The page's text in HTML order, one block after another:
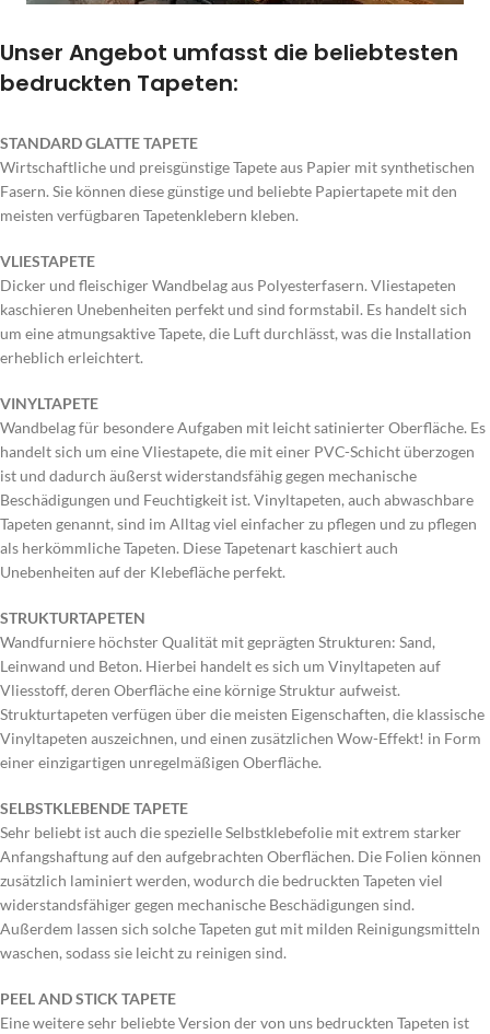
Unser Angebot umfasst die beliebtesten
bedruckten Tapeten:
STANDARD GLATTE TAPETE
Wirtschaftliche und preisgünstige Tapete aus Papier mit synthetischen
Fasern. Sie können diese günstige und beliebte Papiertapete mit den
meisten verfügbaren Tapetenklebern kleben.
VLIESTAPETE
Dicker und fleischiger Wandbelag aus Polyesterfasern. Vliestapeten
kaschieren Unebenheiten perfekt und sind formstabil. Es handelt sich
um eine atmungsaktive Tapete, die Luft durchlässt, was die Installation
erheblich erleichtert.
VINYLTAPETE
Wandbelag für besondere Aufgaben mit leicht satinierter Oberfläche. Es
handelt sich um eine Vliestapete, die mit einer PVC-Schicht überzogen
ist und dadurch äußerst widerstandsfähig gegen mechanische
Beschädigungen und Feuchtigkeit ist. Vinyltapeten, auch abwaschbare
Tapeten genannt, sind im Alltag viel einfacher zu pflegen und zu pflegen
als herkömmliche Tapeten. Diese Tapetenart kaschiert auch
Unebenheiten auf der Klebefläche perfekt.
STRUKTURTAPETEN
Wandfurniere höchster Qualität mit geprägten Strukturen: Sand,
Leinwand und Beton. Hierbei handelt es sich um Vinyltapeten auf
Vliesstoff, deren Oberfläche eine körnige Struktur aufweist.
Strukturtapeten verfügen über die meisten Eigenschaften, die klassische
Vinyltapeten auszeichnen, und einen zusätzlichen Wow-Effekt! in Form
einer einzigartigen unregelmäßigen Oberfläche.
SELBSTKLEBENDE TAPETE
Sehr beliebt ist auch die spezielle Selbstklebefolie mit extrem starker
Anfangshaftung auf den aufgebrachten Oberflächen. Die Folien können
zusätzlich laminiert werden, wodurch die bedruckten Tapeten viel
widerstandsfähiger gegen mechanische Beschädigungen sind.
Außerdem lassen sich solche Tapeten gut mit milden Reinigungsmitteln
waschen, sodass sie leicht zu reinigen sind.
PEEL AND STICK TAPETE
Eine weitere sehr beliebte Version der von uns bedruckten Tapeten ist